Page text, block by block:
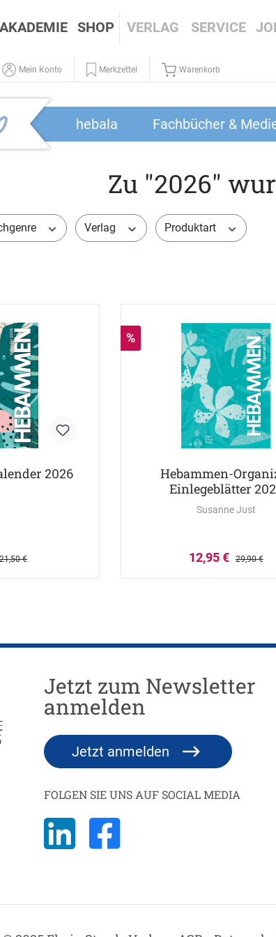
AKADEMIE SHOP VERLAG SERVICE
Mein Konto Merkzettel Warenkorb
hebala Fachbücher &
Zu "2026"
Verlag Produktart
2026
21,50 €
%
Hebammen-
Einlegeblätter
Susanne Just
12,95 € 29,90 €
Jetzt zum Newsletter
anmelden
Jetzt anmelden
FOLGEN SIE UNS AUF SOCIAL MEDIA